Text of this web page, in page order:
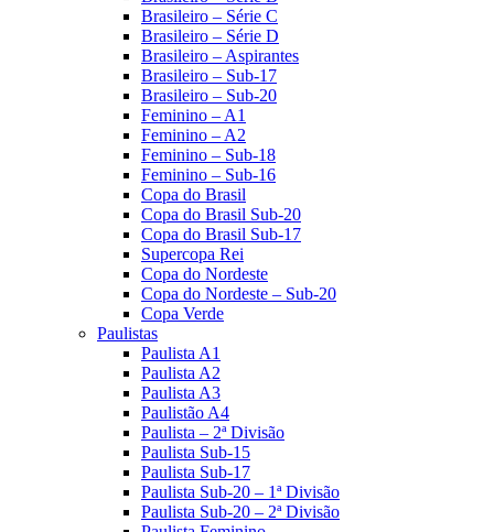
Brasileiro – Série C
Brasileiro – Série D
Brasileiro – Aspirantes
Brasileiro – Sub-17
Brasileiro – Sub-20
Feminino – A1
Feminino – A2
Feminino – Sub-18
Feminino – Sub-16
Copa do Brasil
Copa do Brasil Sub-20
Copa do Brasil Sub-17
Supercopa Rei
Copa do Nordeste
Copa do Nordeste – Sub-20
Copa Verde
Paulistas
Paulista A1
Paulista A2
Paulista A3
Paulistão A4
Paulista – 2ª Divisão
Paulista Sub-15
Paulista Sub-17
Paulista Sub-20 – 1ª Divisão
Paulista Sub-20 – 2ª Divisão